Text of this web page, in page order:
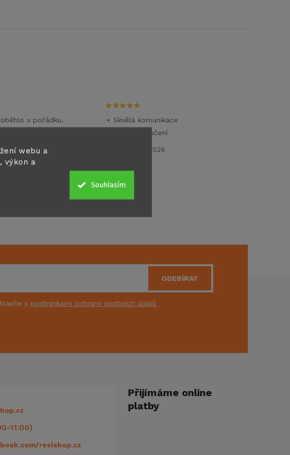
webu a
výkon a
Souhlasím
v pořádku.
26.6.2026
+ Skvělá komunikace
+ Rychlé doručení
s podmínkami ochrany osobních údajů
ODEBÍRAT
11:00)
reslshop.cz
Přijímáme online
platby